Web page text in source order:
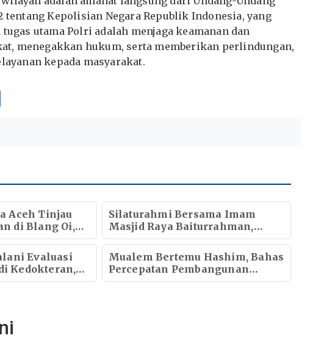
tentang Kepolisian Negara Republik Indonesia, yang
utama Polri adalah menjaga keamanan dan
menegakkan hukum, serta memberikan perlindungan,
kepada masyarakat.
Aceh Tinjau
di Blang Oi,
Mendapat
Pokok
Silaturahmi Bersama Imam
Masjid Raya Baiturrahman,
Wagub Aceh Perkuat Sinergi
dengan Ulama
Evaluasi
Kedokteran,
Baru
Mualem Bertemu Hashim, Bahas
Percepatan Pembangunan
Ekonomi Aceh